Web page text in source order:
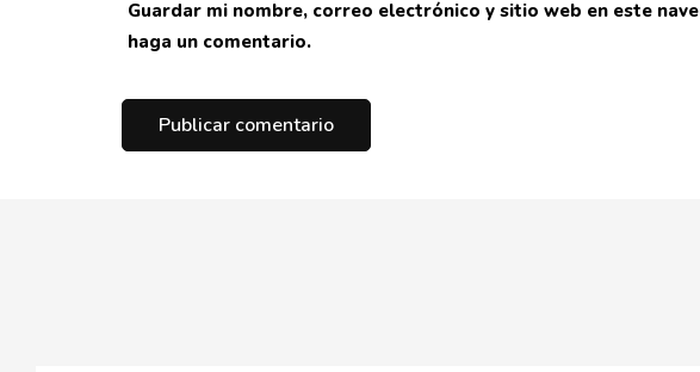
Guardar mi nombre, correo electrónico y sitio web en este
haga un comentario.